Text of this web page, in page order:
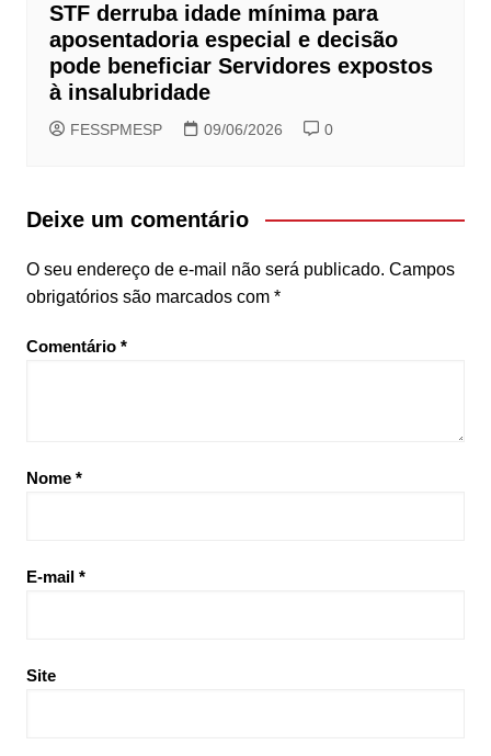
STF derruba idade mínima para
aposentadoria especial e decisão
pode beneficiar Servidores expostos
à insalubridade
FESSPMESP 09/06/2026 0
Deixe um comentário
O seu endereço de e-mail não será publicado. Campos
obrigatórios são marcados com *
Comentário *
Nome *
E-mail *
Site